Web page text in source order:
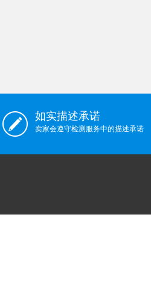
如实描述承诺
卖家会遵守检测服务中的描述承诺